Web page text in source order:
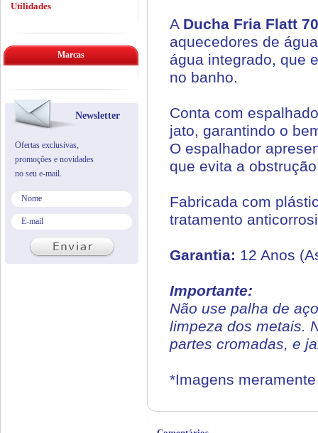
A Ducha Fria Flatt
aquecedores de
água integrado, que
no banho.
Conta com
jato, garantindo o
O espalhador
que evita a
Fabricada com
tratamento
Garantia: 12 Anos
Importante:
Não use palha de
limpeza dos metais.
partes cromadas, e
*Imagens
Utilidades
Marcas
Newsletter
Ofertas exclusivas,
promoções e novidades
no seu e-mail.